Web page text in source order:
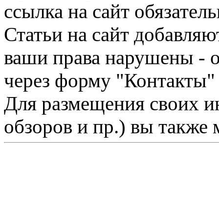
ссылка на сайт
Статьи на сайт
ваши права нарушены -
через форму "Контакты"
Для размещения своих
обзоров и пр.) вы также